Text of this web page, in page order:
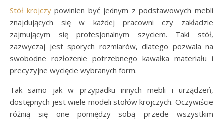
Stół krojczypowinien być jednym z podstawowych mebli
znajdujących się w każdej pracowni czy zakładzie
zajmującym się profesjonalnym szyciem. Taki stół,
zazwyczaj jest sporych rozmiarów, dlatego pozwala na
swobodne rozłożenie potrzebnego kawałka materiału i
precyzyjne wycięcie wybranych form.
Tak samo jak w przypadku innych mebli i urządzeń,
dostępnych jest wiele modeli stołów krojczych. Oczywiście
różnią się one pomiędzy sobą przede wszystkim